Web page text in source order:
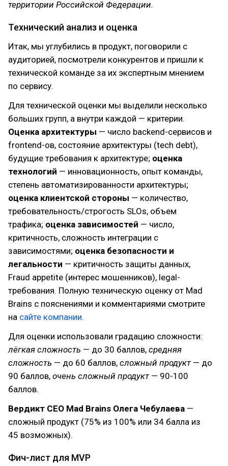
территории Российской Федерации.
Технический анализ и оценка
Итак, мы углубились в продукт, поговорили с
аудиторией, посмотрели конкурентов и пришли к
технической команде за их экспертным мнением
по сервису.
Для технической оценки мы выделили несколько
больших групп, а внутри каждой — критерии.
Оценка архитектуры — число backend-сервисов и
frontend-ов, состояние архитектуры (tech debt),
будущие требования к архитектуре; оценка
технологий — инновационность, опыт команды,
степень автоматизированности архитектуры;
оценка клиентской стороны — количество,
требовательность/строгость SLOs, объем
трафика; оценка зависимостей — число,
критичность, сложность интеграции с
зависимостями; оценка безопасности и
легальности — критичность защиты данных,
Fraud appetite (интерес мошенников), legal-
требования. Полную техническую оценку от Mad
Brains с пояснениями и комментариями смотрите
на сайте компании.
Для оценки использовали градацию сложности:
лёгкая сложность — до 30 баллов, средняя
сложность — до 60 баллов, сложный продукт— до
90 баллов, очень сложный продукт — 90-100
баллов.
Вердикт CEO Mad Brains Олега Чебулаева —
сложный продукт (75% из 100% или 34 балла из
45 возможных).
Фич-лист для MVP